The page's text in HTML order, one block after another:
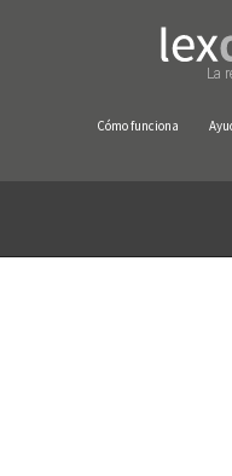
La
Cómo funciona